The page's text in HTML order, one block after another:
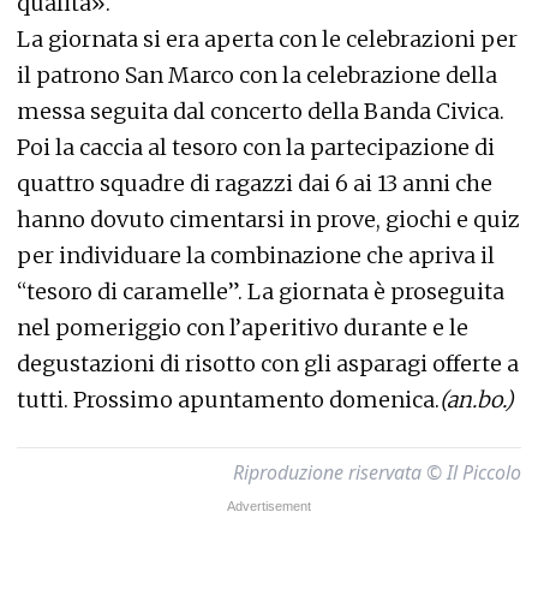
La giornata si era aperta con le celebrazioni per
il patrono San Marco con la celebrazione della
messa seguita dal concerto della Banda Civica.
Poi la caccia al tesoro con la partecipazione di
quattro squadre di ragazzi dai 6 ai 13 anni che
hanno dovuto cimentarsi in prove, giochi e quiz
per individuare la combinazione che apriva il
“tesoro di caramelle”. La giornata è proseguita
nel pomeriggio con l’aperitivo durante e le
degustazioni di risotto con gli asparagi offerte a
tutti. Prossimo apuntamento domenica.(an.bo.)
Riproduzione riservata © Il Piccolo